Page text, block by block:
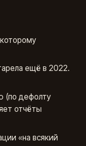
ещё в 2022.
(по дефолту
отчёты
«на всякий